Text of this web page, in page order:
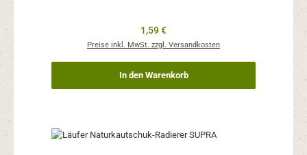
Regulärer Preis:
1,59 €
Preise inkl. MwSt. zzgl. Versandkosten
In den Warenkorb